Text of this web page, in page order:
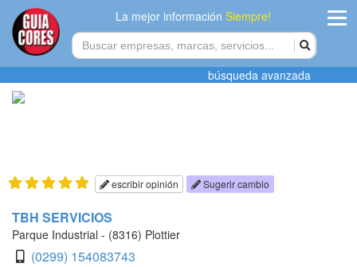
La mejor informaciónSiempre!
Agregar
búsqueda avanzada
escribir opinión Sugerir cambio
TBH SERVICIOS
Parque Industrial - (8316) Plottier
(0299) 154083743